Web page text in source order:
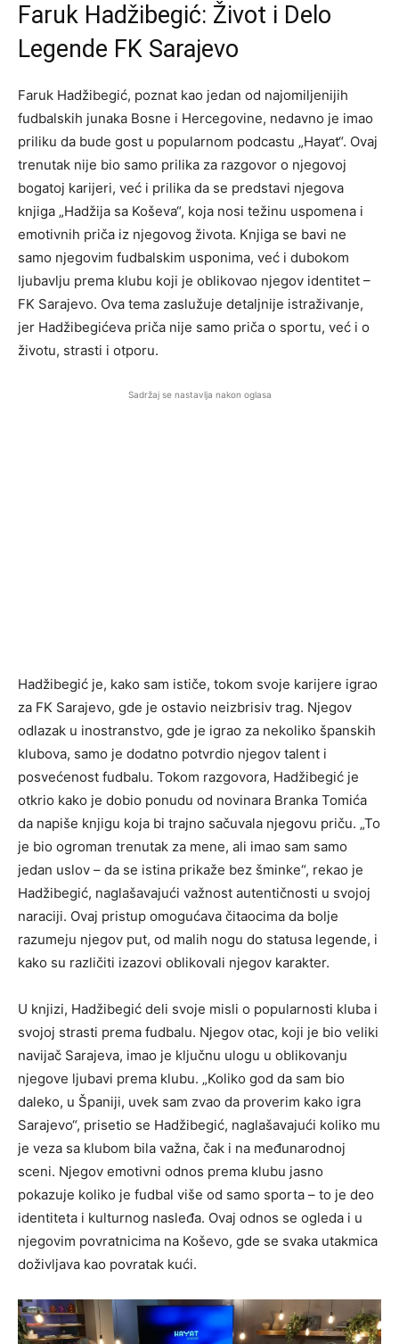
Faruk Hadžibegić: Život i Delo
Legende FK Sarajevo
Faruk Hadžibegić, poznat kao jedan od najomiljenijih
fudbalskih junaka Bosne i Hercegovine, nedavno je imao
priliku da bude gost u popularnom podcastu „Hayat“. Ovaj
trenutak nije bio samo prilika za razgovor o njegovoj
bogatoj karijeri, već i prilika da se predstavi njegova
knjiga „Hadžija sa Koševa“, koja nosi težinu uspomena i
emotivnih priča iz njegovog života. Knjiga se bavi ne
samo njegovim fudbalskim usponima, već i dubokom
ljubavlju prema klubu koji je oblikovao njegov identitet –
FK Sarajevo. Ova tema zaslužuje detaljnije istraživanje,
jer Hadžibegićeva priča nije samo priča o sportu, već i o
životu, strasti i otporu.
Sadržaj se nastavlja nakon oglasa
Hadžibegić je, kako sam ističe, tokom svoje karijere igrao
za FK Sarajevo, gde je ostavio neizbrisiv trag. Njegov
odlazak u inostranstvo, gde je igrao za nekoliko španskih
klubova, samo je dodatno potvrdio njegov talent i
posvećenost fudbalu. Tokom razgovora, Hadžibegić je
otkrio kako je dobio ponudu od novinara Branka Tomića
da napiše knjigu koja bi trajno sačuvala njegovu priču. „To
je bio ogroman trenutak za mene, ali imao sam samo
jedan uslov – da se istina prikaže bez šminke“, rekao je
Hadžibegić, naglašavajući važnost autentičnosti u svojoj
naraciji. Ovaj pristup omogućava čitaocima da bolje
razumeju njegov put, od malih nogu do statusa legende, i
kako su različiti izazovi oblikovali njegov karakter.
U knjizi, Hadžibegić deli svoje misli o popularnosti kluba i
svojoj strasti prema fudbalu. Njegov otac, koji je bio veliki
navijač Sarajeva, imao je ključnu ulogu u oblikovanju
njegove ljubavi prema klubu. „Koliko god da sam bio
daleko, u Španiji, uvek sam zvao da proverim kako igra
Sarajevo“, prisetio se Hadžibegić, naglašavajući koliko mu
je veza sa klubom bila važna, čak i na međunarodnoj
sceni. Njegov emotivni odnos prema klubu jasno
pokazuje koliko je fudbal više od samo sporta – to je deo
identiteta i kulturnog nasleđa. Ovaj odnos se ogleda i u
njegovim povratnicima na Koševo, gde se svaka utakmica
doživljava kao povratak kući.